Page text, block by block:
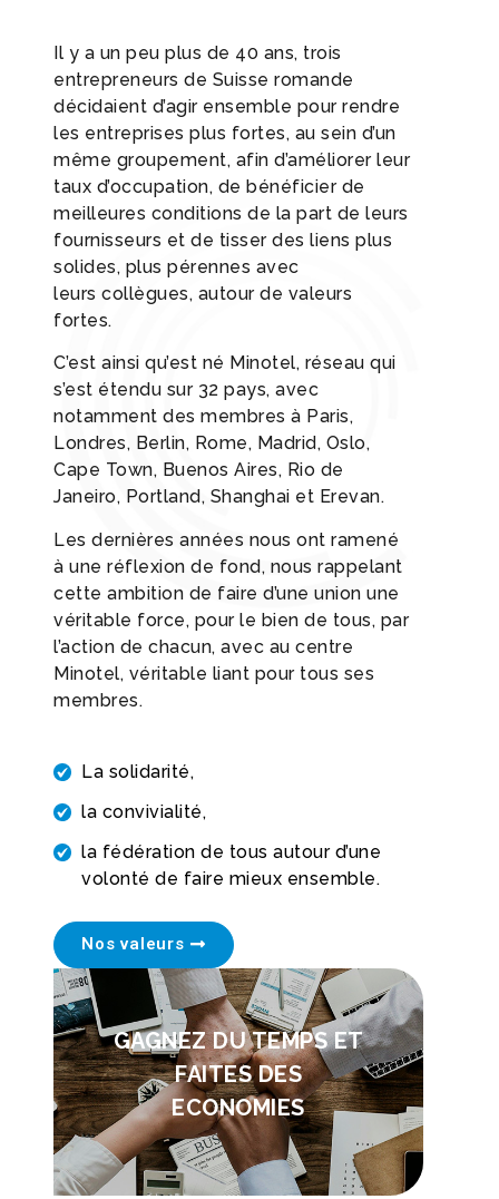
Il y a un peu plus de 40 ans, trois
entrepreneurs de Suisse romande
décidaient d’agir ensemble pour rendre
les entreprises plus fortes, au sein d’un
même groupement, afin d’améliorer leur
taux d’occupation, de bénéficier de
meilleures conditions de la part de leurs
fournisseurs et de tisser des liens plus
solides, plus pérennes avec
leurs collègues, autour de valeurs
fortes.
C’est ainsi qu’est né Minotel, réseau qui
s’est étendu sur 32 pays, avec
notamment des membres à Paris,
Londres, Berlin, Rome, Madrid, Oslo,
Cape Town, Buenos Aires, Rio de
Janeiro, Portland, Shanghai et Erevan.
Les dernières années nous ont ramené
à une réflexion de fond, nous rappelant
cette ambition de faire d’une union une
véritable force, pour le bien de tous, par
l’action de chacun, avec au centre
Minotel, véritable liant pour tous ses
membres.
La solidarité,
la convivialité,
la fédération de tous autour d’une
volonté de faire mieux ensemble.
Nos valeurs
GAGNEZ DU TEMPS ET
FAITES DES
ECONOMIES